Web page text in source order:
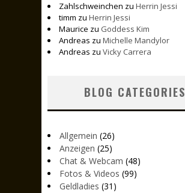
Zahlschweinchen zu Herrin Jessi
timm zu Herrin Jessi
Maurice zu Goddess Kim
Andreas zu Michelle Mandylor
Andreas zu Vicky Carrera
BLOG CATEGORIES
Allgemein (26)
Anzeigen (25)
Chat & Webcam (48)
Fotos & Videos (99)
Geldladies (31)